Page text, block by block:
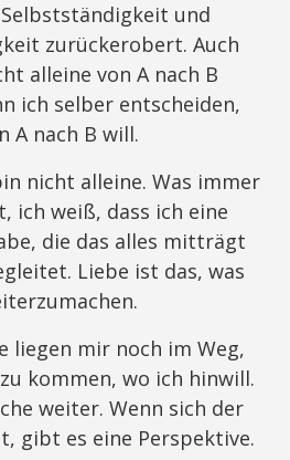
und
zurückerobert. Auch
alleine von A nach B
ich selber entscheiden,
A nach B will.
nicht alleine. Was immer
ich weiß, dass ich eine
die das alles mitträgt
Liebe ist das, was
liegen mir noch im Weg,
kommen, wo ich hinwill.
weiter. Wenn sich der
gibt es eine Perspektive.